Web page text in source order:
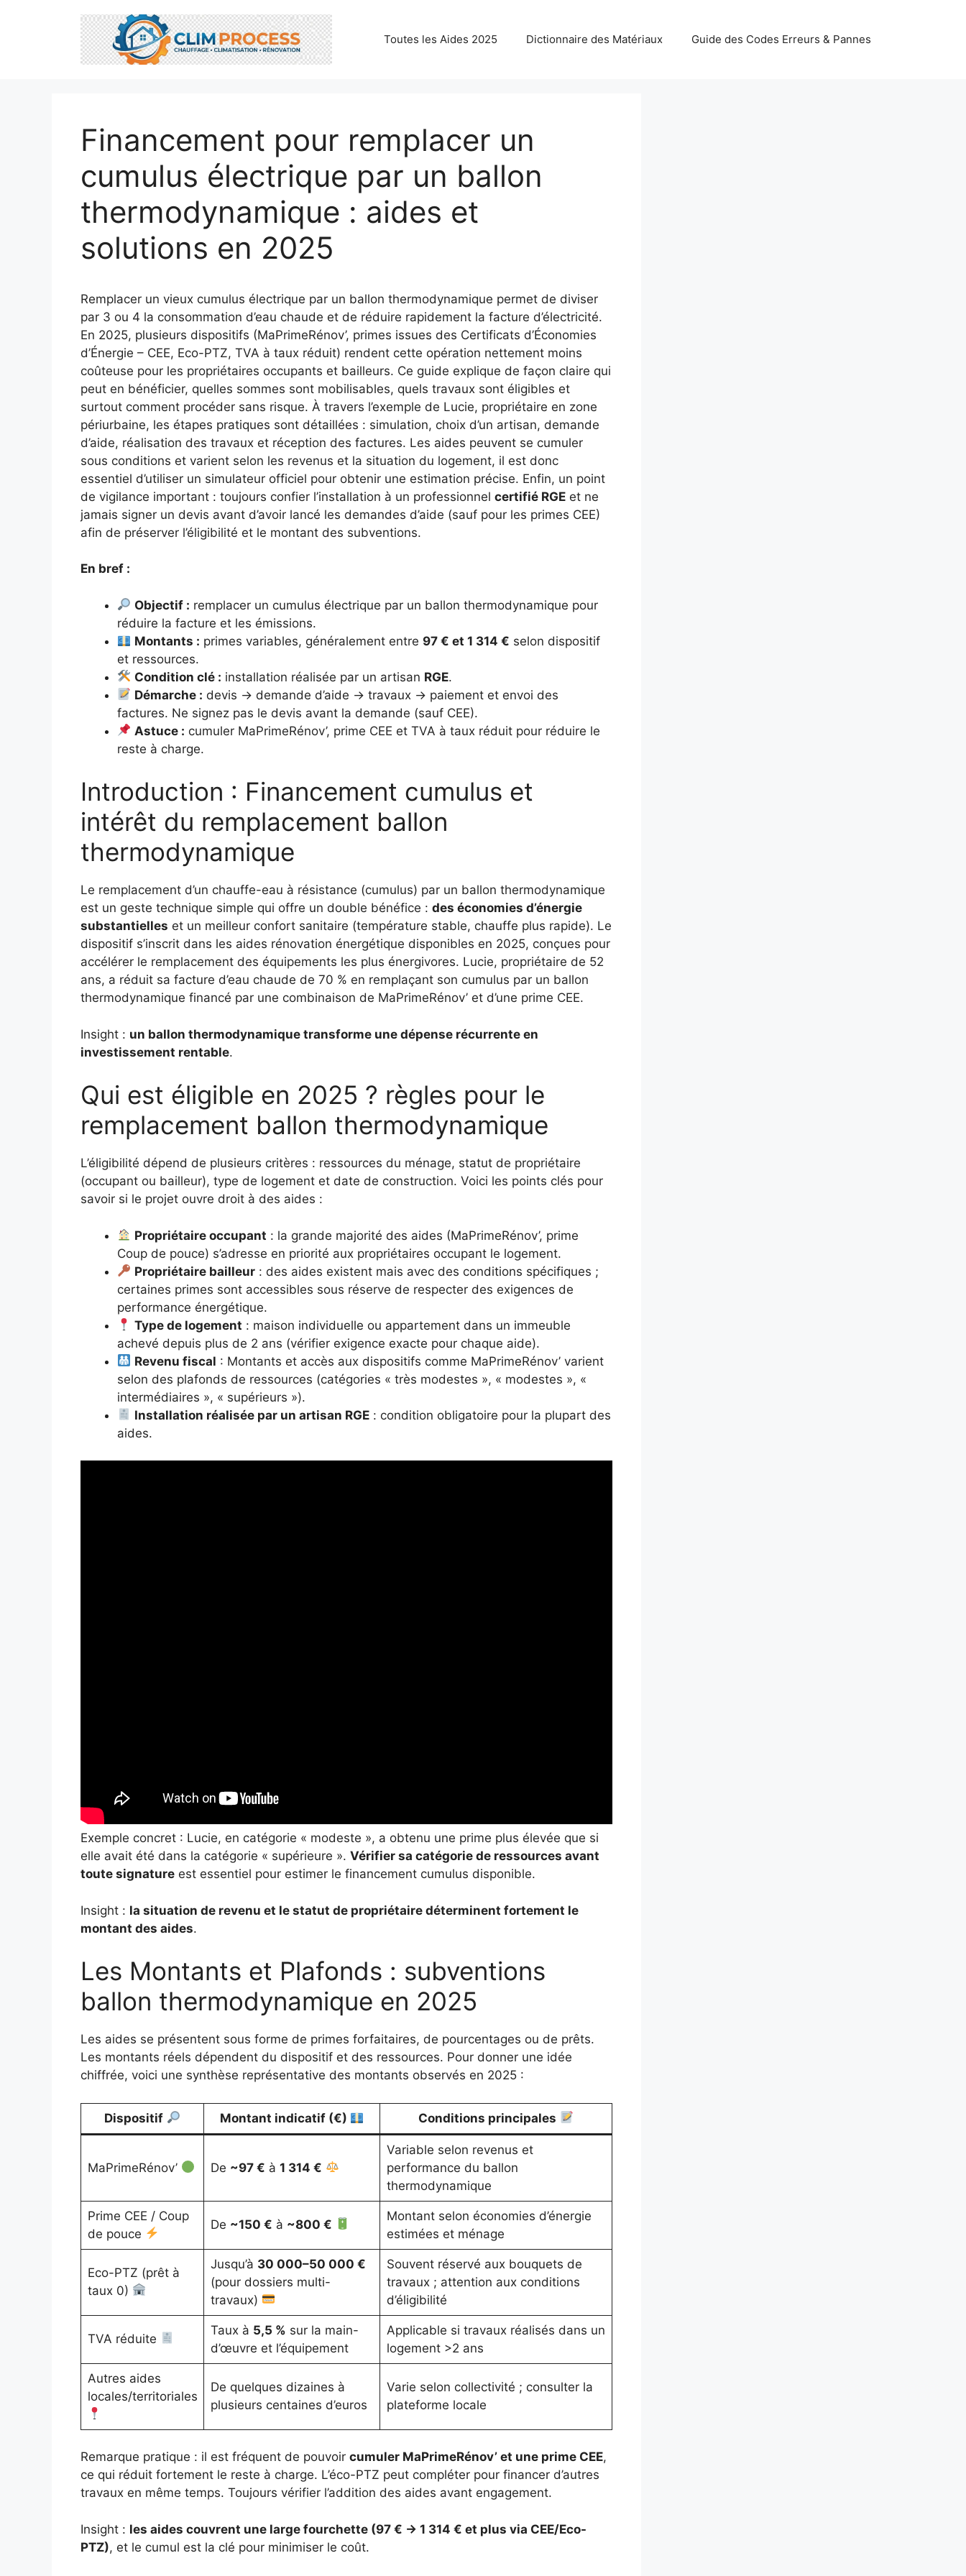
Toutes les Aides 2025 Dictionnaire des Matériaux Guide des Codes Erreurs & Pannes
Financement pour remplacer un
cumulus électrique par un ballon
thermodynamique : aides et
solutions en 2025
Remplacer un vieux cumulus électrique par un ballon thermodynamique permet de diviser
par 3 ou 4 la consommation d’eau chaude et de réduire rapidement la facture d’électricité.
En 2025, plusieurs dispositifs (MaPrimeRénov’, primes issues des Certificats d’Économies
d’Énergie – CEE, Eco-PTZ, TVA à taux réduit) rendent cette opération nettement moins
coûteuse pour les propriétaires occupants et bailleurs. Ce guide explique de façon claire qui
peut en bénéficier, quelles sommes sont mobilisables, quels travaux sont éligibles et
surtout comment procéder sans risque. À travers l’exemple de Lucie, propriétaire en zone
périurbaine, les étapes pratiques sont détaillées : simulation, choix d’un artisan, demande
d’aide, réalisation des travaux et réception des factures. Les aides peuvent se cumuler
sous conditions et varient selon les revenus et la situation du logement, il est donc
essentiel d’utiliser un simulateur officiel pour obtenir une estimation précise. Enfin, un point
de vigilance important : toujours confier l’installation à un professionnel certifié RGE et ne
jamais signer un devis avant d’avoir lancé les demandes d’aide (sauf pour les primes CEE)
afin de préserver l’éligibilité et le montant des subventions.
En bref :
Objectif : remplacer un cumulus électrique par un ballon thermodynamique pour
réduire la facture et les émissions.
Montants : primes variables, généralement entre 97 € et 1 314 € selon dispositif
et ressources.
Condition clé : installation réalisée par un artisan RGE.
Démarche : devis → demande d’aide → travaux → paiement et envoi des
factures. Ne signez pas le devis avant la demande (sauf CEE).
Astuce : cumuler MaPrimeRénov’, prime CEE et TVA à taux réduit pour réduire le
reste à charge.
Introduction : Financement cumulus et
intérêt du remplacement ballon
thermodynamique
Le remplacement d’un chauffe-eau à résistance (cumulus) par un ballon thermodynamique
est un geste technique simple qui offre un double bénéfice : des économies d’énergie
substantielles et un meilleur confort sanitaire (température stable, chauffe plus rapide). Le
dispositif s’inscrit dans les aides rénovation énergétique disponibles en 2025, conçues pour
accélérer le remplacement des équipements les plus énergivores. Lucie, propriétaire de 52
ans, a réduit sa facture d’eau chaude de 70 % en remplaçant son cumulus par un ballon
thermodynamique financé par une combinaison de MaPrimeRénov’ et d’une prime CEE.
Insight : un ballon thermodynamique transforme une dépense récurrente en
investissement rentable.
Qui est éligible en 2025 ? règles pour le
remplacement ballon thermodynamique
L’éligibilité dépend de plusieurs critères : ressources du ménage, statut de propriétaire
(occupant ou bailleur), type de logement et date de construction. Voici les points clés pour
savoir si le projet ouvre droit à des aides :
Propriétaire occupant : la grande majorité des aides (MaPrimeRénov’, prime
Coup de pouce) s’adresse en priorité aux propriétaires occupant le logement.
Propriétaire bailleur : des aides existent mais avec des conditions spécifiques ;
certaines primes sont accessibles sous réserve de respecter des exigences de
performance énergétique.
Type de logement : maison individuelle ou appartement dans un immeuble
achevé depuis plus de 2 ans (vérifier exigence exacte pour chaque aide).
Revenu fiscal : Montants et accès aux dispositifs comme MaPrimeRénov’ varient
selon des plafonds de ressources (catégories « très modestes », « modestes », «
intermédiaires », « supérieurs »).
Installation réalisée par un artisan RGE : condition obligatoire pour la plupart des
aides.
Exemple concret : Lucie, en catégorie « modeste », a obtenu une prime plus élevée que si
elle avait été dans la catégorie « supérieure ». Vérifier sa catégorie de ressources avant
toute signature est essentiel pour estimer le financement cumulus disponible.
Insight : la situation de revenu et le statut de propriétaire déterminent fortement le
montant des aides.
Les Montants et Plafonds : subventions
ballon thermodynamique en 2025
Les aides se présentent sous forme de primes forfaitaires, de pourcentages ou de prêts.
Les montants réels dépendent du dispositif et des ressources. Pour donner une idée
chiffrée, voici une synthèse représentative des montants observés en 2025 :
Dispositif Montant indicatif (€) Conditions principales
MaPrimeRénov’ De ~97 € à 1 314 €
Variable selon revenus et
performance du ballon
thermodynamique
Prime CEE / Coup
de pouce
De ~150 € à ~800 €
Montant selon économies d’énergie
estimées et ménage
Eco-PTZ (prêt à
taux 0)
Jusqu’à 30 000–50 000 €
(pour dossiers multi-
travaux)
Souvent réservé aux bouquets de
travaux ; attention aux conditions
d’éligibilité
TVA réduite
Taux à 5,5 % sur la main-
d’œuvre et l’équipement
Applicable si travaux réalisés dans un
logement >2 ans
Autres aides
locales/territoriales
De quelques dizaines à
plusieurs centaines d’euros
Varie selon collectivité ; consulter la
plateforme locale
Remarque pratique : il est fréquent de pouvoir cumuler MaPrimeRénov’ et une prime CEE,
ce qui réduit fortement le reste à charge. L’éco-PTZ peut compléter pour financer d’autres
travaux en même temps. Toujours vérifier l’addition des aides avant engagement.
Insight : les aides couvrent une large fourchette (97 € → 1 314 € et plus via CEE/Eco-
PTZ), et le cumul est la clé pour minimiser le coût.